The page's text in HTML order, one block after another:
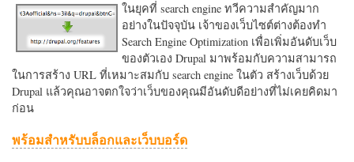
ในยุคที่ search engine ทวีความสำคัญมาก
อย่างในปัจจุบัน เจ้าของเว็บไซต์ต่างต้องทำ
Search Engine Optimization เพื่อเพิ่มอันดับเว็บ
ของตัวเอง Drupal มาพร้อมกับความสามารถ
ในการสร้าง URL ที่เหมาะสมกับ search engine ในตัว สร้างเว็บด้วย
Drupal แล้วคุณอาจตกใจว่าเว็บของคุณมีอันดับดีอย่างที่ไม่เคยคิดมา
ก่อน
พร้อมสำหรับบล็อกและเว็บบอร์ด